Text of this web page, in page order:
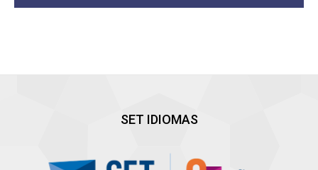
SET IDIOMAS